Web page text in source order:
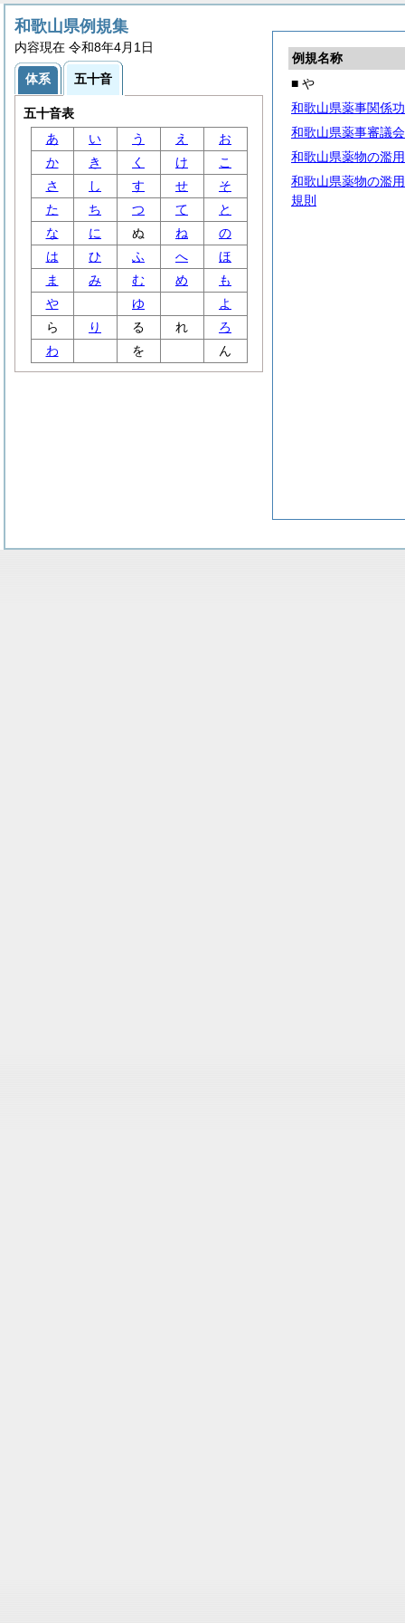
例規名称
■ や
和歌山県薬事関係
和歌山県薬事審議
和歌山県薬物の濫
和歌山県薬物の濫
規則
和歌山県例規集
内容現在 令和8年4月1日
体系 五十音
五十音表
あ
い う え
お
か
き く け
こ
さ
し す せ
そ
た
ち つ て
と
な
に ぬ ね
の
は
ひ ふ へ
ほ
ま
み む め
も
や
ゆ
よ
ら
り る れ
ろ
わ
を ん